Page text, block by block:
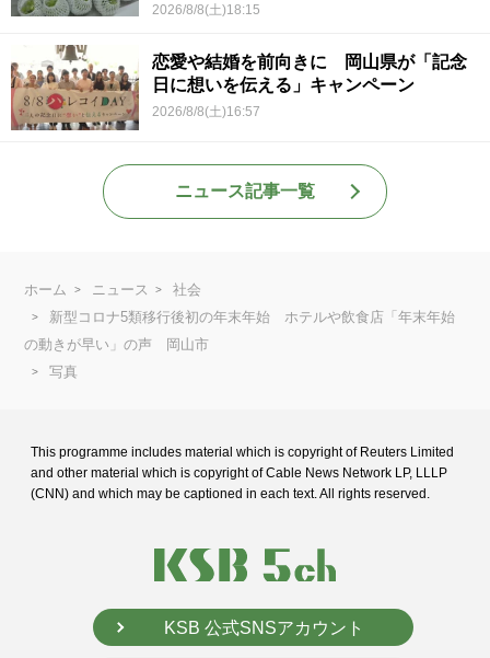
2026/8/8(土)18:15
恋愛や結婚を前向きに 岡山県が「記念
日に想いを伝える」キャンペーン
2026/8/8(土)16:57
ニュース記事一覧
ホーム ニュース
社会
新型コロナ5類移行後初の年末年始 ホテルや飲食店「年末年始
の動きが早い」の声 岡山市
写真
This programme includes material which is copyright of Reuters Limited
and other material which is copyright of Cable News Network LP, LLLP
(CNN) and which may be captioned in each text. All rights reserved.
KSB 公式SNSアカウント